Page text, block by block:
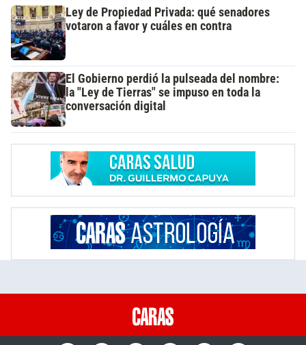
Ley de Propiedad Privada: qué senadores
votaron a favor y cuáles en contra
El Gobierno perdió la pulseada del nombre:
la "Ley de Tierras" se impuso en toda la
conversación digital